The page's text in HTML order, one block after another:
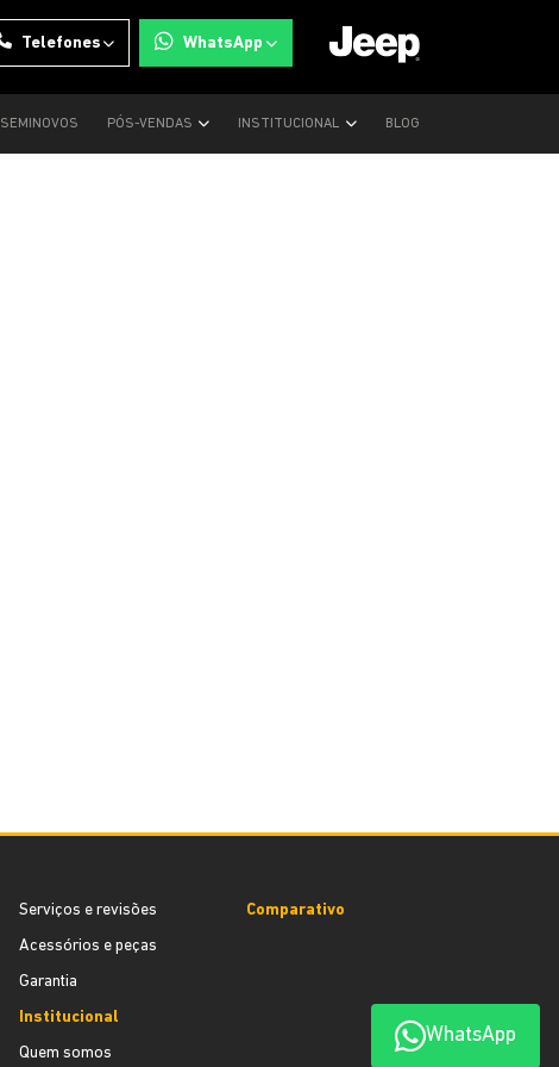
Telefones WhatsApp
SEMINOVOS PÓS-VENDAS INSTITUCIONAL BLOG
WhatsApp
Serviços e revisões
Acessórios e peças
Garantia
Institucional
Quem somos
Comparativo